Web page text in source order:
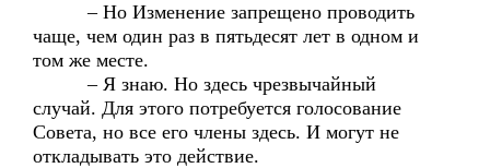
– Но Изменение запрещено проводить
чаще, чем один раз в пятьдесят лет в одном и
том же месте.
– Я знаю. Но здесь чрезвычайный
случай. Для этого потребуется голосование
Совета, но все его члены здесь. И могут не
откладывать это действие.